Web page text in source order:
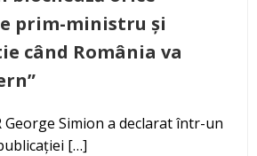
prim-ministru și
când România va
George Simion a declarat într-un
[…]